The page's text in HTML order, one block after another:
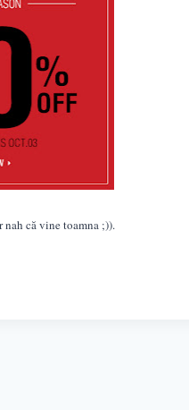
nah căvine toamna ;)).